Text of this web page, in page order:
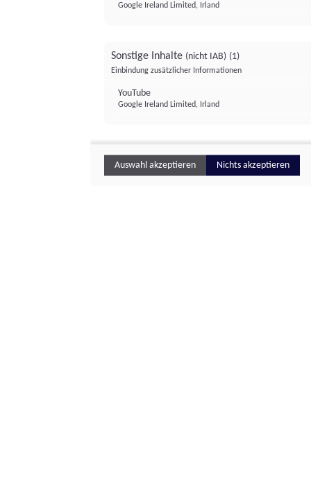
Google Ireland Limited, Irland
Sonstige Inhalte (nicht IAB) (1)
Einbindung zusätzlicher Informationen
YouTube
Google Ireland Limited, Irland
Auswahl akzeptieren Nichts akzeptieren